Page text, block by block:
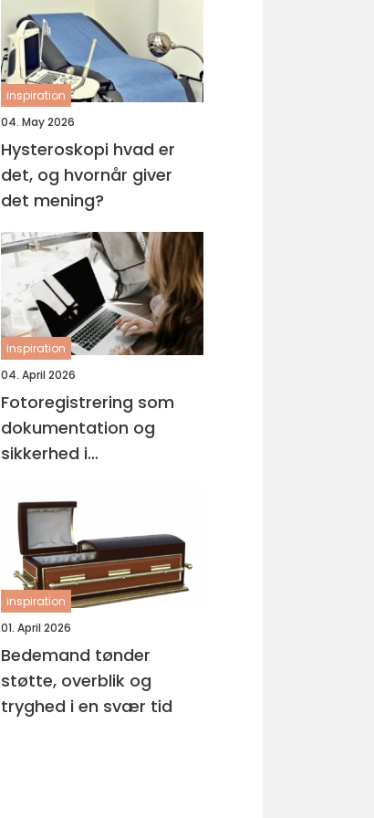
inspiration
04. May 2026
Hysteroskopi hvad er
det, og hvornår giver
det mening?
inspiration
04. April 2026
Fotoregistrering som
dokumentation og
sikkerhed i
inspiration
01. April 2026
Bedemand tønder
støtte, overblik og
tryghed i en svær tid